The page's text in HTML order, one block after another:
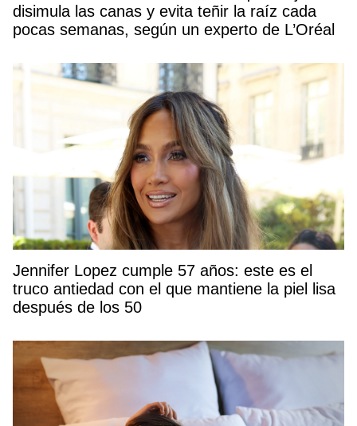
disimula las canas y evita teñir la raíz cada
pocas semanas, según un experto de L’Oréal
Jennifer Lopez cumple 57 años: este es el
truco antiedad con el que mantiene la piel lisa
después de los 50